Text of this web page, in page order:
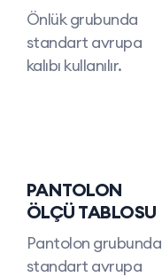
Önlük grubunda
standart avrupa
kalıbı kullanılır.
PANTOLON
ÖLÇÜ TABLOSU
Pantolon grubunda
standart avrupa